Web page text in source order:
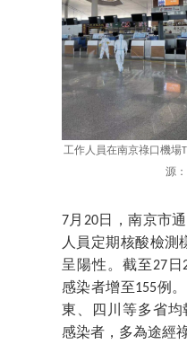
工作人員在南京祿口機場
源：
7月20日，南京市
人員定期核酸檢測
呈陽性。截至27
感染者增至155例
東、四川等多省
感染者，多為途經